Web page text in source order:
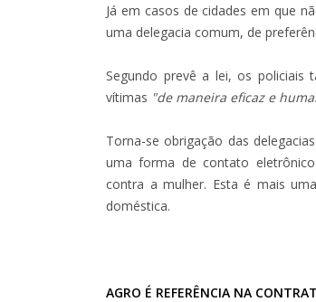
Já em casos de cidades em que
uma delegacia comum, de
Segundo prevê a lei, os policiais
vítimas "de maneira eficaz e
Torna-se obrigação das
uma forma de contato
contra a mulher. Esta é mais
doméstica.
AGRO É REFERÊNCIA NA